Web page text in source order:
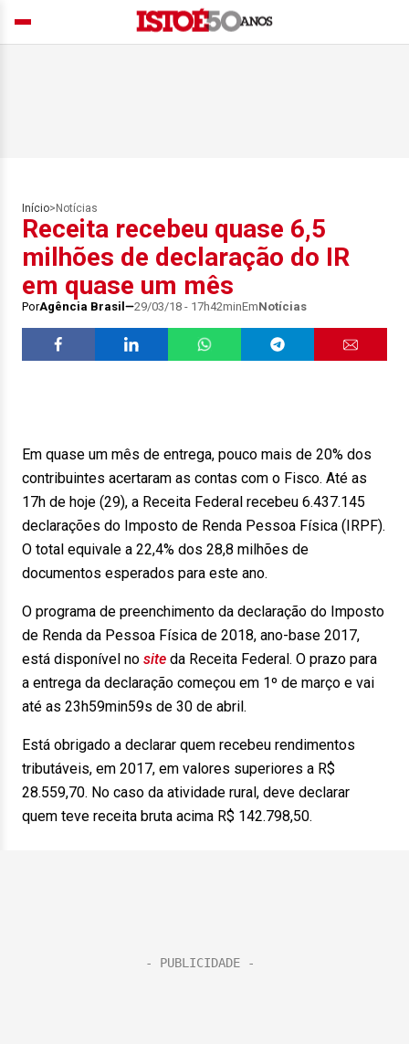
Início> Notícias
Receita recebeu quase 6,5
milhões de declaração do IR
em quase um mês
PorAgência Brasil 29/03/18 - 17h42minEmNotícias
Em quase um mês de entrega, pouco mais de 20% dos
contribuintes acertaram as contas com o Fisco. Até as
17h de hoje (29), a Receita Federal recebeu 6.437.145
declarações do Imposto de Renda Pessoa Física (IRPF).
O total equivale a 22,4% dos 28,8 milhões de
documentos esperados para este ano.
O programa de preenchimento da declaração do Imposto
de Renda da Pessoa Física de 2018, ano-base 2017,
está disponível no site da Receita Federal. O prazo para
a entrega da declaração começou em 1º de março e vai
até as 23h59min59s de 30 de abril.
Está obrigado a declarar quem recebeu rendimentos
tributáveis, em 2017, em valores superiores a R$
28.559,70. No caso da atividade rural, deve declarar
quem teve receita bruta acima R$ 142.798,50.